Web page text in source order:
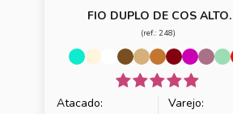
FIO DUPLO DE COS ALTO
MODELADOR COM LATERAIS
LARGAS
(ref.: 248)
Atacado: Varejo: